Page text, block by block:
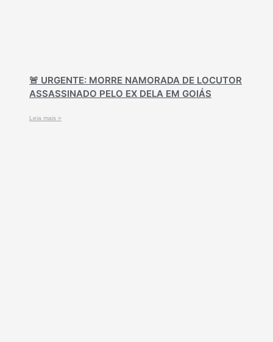
🚨 URGENTE: MORRE NAMORADA DE LOCUTOR
ASSASSINADO PELO EX DELA EM GOIÁS
Leia mais »